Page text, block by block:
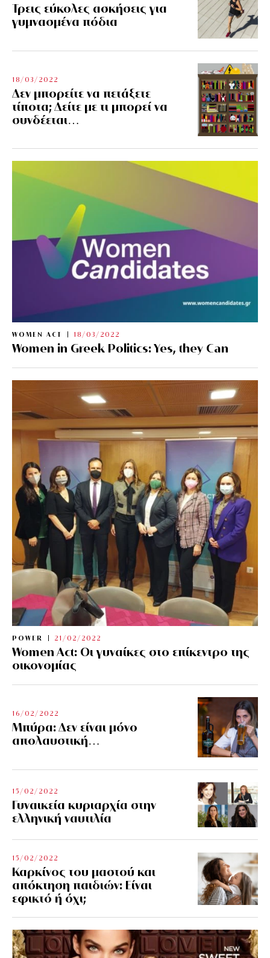
Τρεις εύκολες ασκήσεις για
γυμνασμένα πόδια
18/03/2022
Δεν μπορείτε να πετάξετε
τίποτα; Δείτε με τι μπορεί να
συνδέεται…
WOMEN ACT 18/03/2022
Women in Greek Politics: Yes, they Can
POWER 21/02/2022
Women Act: Οι γυναίκες στο επίκεντρο της
οικονομίας
16/02/2022
Μπύρα: Δεν είναι μόνο
απολαυστική…
15/02/2022
Γυναικεία κυριαρχία στην
ελληνική ναυτιλία
15/02/2022
Καρκίνος του μαστού και
απόκτηση παιδιών: Είναι
εφικτό ή όχι;